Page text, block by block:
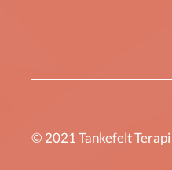
© 2021 Tankefelt Terapi